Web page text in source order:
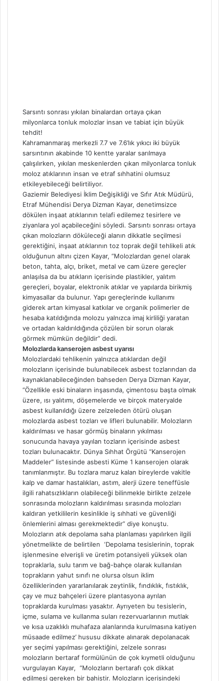
Sarsıntı sonrası yıkılan binalardan ortaya çıkan
milyonlarca tonluk molozlar insan ve tabiat için büyük
tehdit!
Kahramanmaraş merkezli 7.7 ve 7.6’lık yıkıcı iki büyük
sarsıntının akabinde 10 kentte yaralar sarılmaya
çalışılırken, yıkılan meskenlerden çıkan milyonlarca tonluk
moloz atıklarının insan ve etraf sıhhatini olumsuz
etkileyebileceği belirtiliyor.
Gaziemir Belediyesi İklim Değişikliği ve Sıfır Atık Müdürü,
Etraf Mühendisi Derya Dizman Kayar, denetimsizce
dökülen inşaat atıklarının telafi edilemez tesirlere ve
ziyanlara yol açabileceğini söyledi. Sarsıntı sonrası ortaya
çıkan molozların döküleceği alanın dikkatle seçilmesi
gerektiğini, inşaat atıklarının toz toprak değil tehlikeli atık
olduğunun altını çizen Kayar, “Molozlardan genel olarak
beton, tahta, alçı, briket, metal ve cam üzere gereçler
anlaşılsa da bu atıkların içerisinde plastikler, yalıtım
gereçleri, boyalar, elektronik atıklar ve yapılarda birikmiş
kimyasallar da bulunur. Yapı gereçlerinde kullanımı
giderek artan kimyasal katkılar ve organik polimerler de
hesaba katıldığında molozu yalnızca imaj kirliliği yaratan
ve ortadan kaldırıldığında çözülen bir sorun olarak
görmek mümkün değildir” dedi.
Molozlarda kanserojen asbest uyarısı
Molozlardaki tehlikenin yalnızca atıklardan değil
molozların içerisinde bulunabilecek asbest tozlarından da
kaynaklanabileceğinden bahseden Derya Dizman Kayar,
“Özellikle eski binaların inşasında, çimentosu başta olmak
üzere, ısı yalıtımı, döşemelerde ve birçok materyalde
asbest kullanıldığı üzere zelzeleden ötürü oluşan
molozlarda asbest tozları ve lifleri bulunabilir. Molozların
kaldırılması ve hasar görmüş binaların yıkılması
sonucunda havaya yayılan tozların içerisinde asbest
tozları bulunacaktır. Dünya Sıhhat Örgütü “Kanserojen
Maddeler” listesinde asbesti Küme 1 kanserojen olarak
tanımlanmıştır. Bu tozlara maruz kalan bireylerde vakitle
kalp ve damar hastalıkları, astım, alerji üzere teneffüsle
ilgili rahatsızlıkların olabileceği bilinmekle birlikte zelzele
sonrasında molozların kaldırılması sırasında molozları
kaldıran yetkililerin kesinlikle iş sıhhati ve güvenliği
önlemlerini alması gerekmektedir” diye konuştu.
Molozların atık depolama saha planlaması yapılırken ilgili
yönetmelikte de belirtilen ‘Depolama tesislerinin, toprak
işlenmesine elverişli ve üretim potansiyeli yüksek olan
topraklarla, sulu tarım ve bağ-bahçe olarak kullanılan
toprakların yahut sınıfı ne olursa olsun iklim
özelliklerinden yararlanılarak zeytinlik, fındıklık, fıstıklık,
çay ve muz bahçeleri üzere plantasyona ayrılan
topraklarda kurulması yasaktır. Ayrıyeten bu tesislerin,
içme, sulama ve kullanma suları rezervuarlarının mutlak
ve kısa uzaklıklı muhafaza alanlarında kurulmasına katiyen
müsaade edilmez’ hususu dikkate alınarak depolanacak
yer seçimi yapılması gerektiğini, zelzele sonrası
molozların bertaraf formülünün de çok kıymetli olduğunu
vurgulayan Kayar, “Molozların bertarafı çok dikkat
edilmesi gereken bir bahistir. Molozların içerisindeki